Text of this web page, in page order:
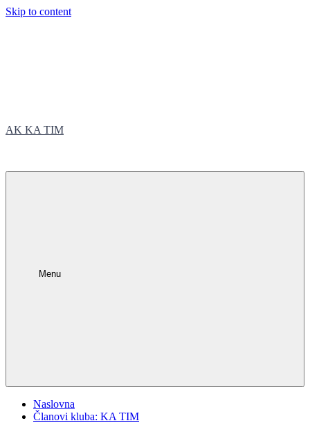
Skip to content
AK KA TIM
Menu
Naslovna
Članovi kluba: KA TIM